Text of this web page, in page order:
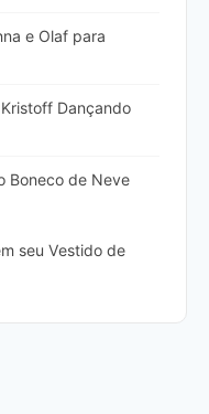
e Olaf para
Dançando
Boneco de Neve
seu Vestido de